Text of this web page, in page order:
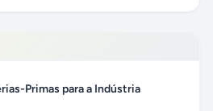
Primas para a Indústria